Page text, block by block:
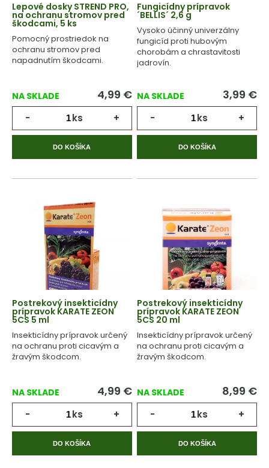
Lepové dosky STREND PRO,
na ochranu stromov pred
škodcami, 5 ks
Pomocný prostriedok na
ochranu stromov pred
napadnutím škodcami.
NA SKLADE 4,99 €
- ks +
DO KOŠÍKA
Fungicídny prípravok
´BELLIS´ 2,6 g
Vysoko účinný univerzálny
fungicíd proti hubovým
chorobám a chrastavitosti
jadrovín.
NA SKLADE 3,99 €
- ks +
DO KOŠÍKA
Postrekový insekticídny
prípravok KARATE ZEON
5CS 5 ml
Insekticídny prípravok určený
na ochranu proti cicavým a
žravým škodcom.
NA SKLADE 4,99 €
- ks +
DO KOŠÍKA
Postrekový insekticídny
prípravok KARATE ZEON
5CS 20 ml
Insekticídny prípravok určený
na ochranu proti cicavým a
žravým škodcom.
NA SKLADE 8,99 €
- ks +
DO KOŠÍKA